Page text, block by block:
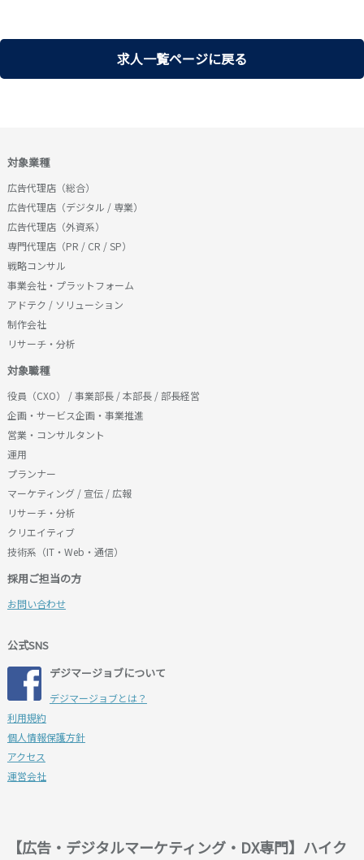
求人一覧ページに戻る
対象業種
広告代理店（総合）
広告代理店（デジタル / 専業）
広告代理店（外資系）
専門代理店（PR / CR / SP）
戦略コンサル
事業会社・プラットフォーム
アドテク / ソリューション
制作会社
リサーチ・分析
対象職種
役員（CXO） / 事業部長 / 本部長 / 部長経営
企画・サービス企画・事業推進
営業・コンサルタント
運用
プランナー
マーケティング / 宣伝 / 広報
リサーチ・分析
クリエイティブ
技術系（IT・Web・通信）
採用ご担当の方
お問い合わせ
公式SNS
デジマージョブについて
デジマージョブとは？
利用規約
個人情報保護方針
アクセス
運営会社
【広告・デジタルマーケティング・DX専門】ハイク